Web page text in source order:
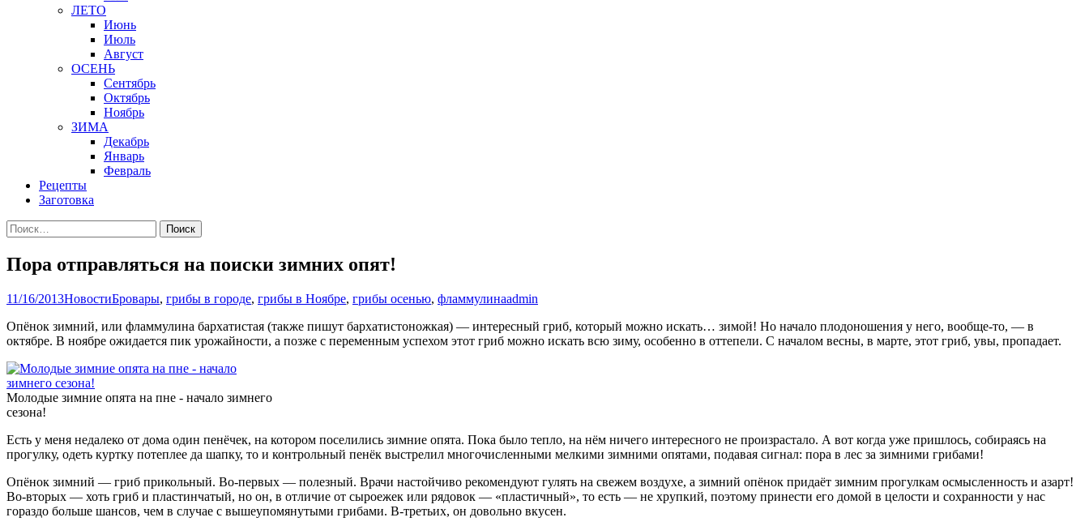
ЛЕТО
Июнь
Июль
Август
ОСЕНЬ
Сентябрь
Октябрь
Ноябрь
ЗИМА
Декабрь
Январь
Февраль
Рецепты
Заготовка
Найти:
Пора отправляться на поиски зимних опят!
11/16/2013НовостиБровары, грибы в городе, грибы в Ноябре, грибы осенью, фламмулинаadmin
Опёнок зимний, или фламмулина бархатистая (также пишут бархатистоножкая) — интересный гриб, который можно искать… зимой! Но начало плодоношения у него, вообще-то, — в
октябре. В ноябре ожидается пик урожайности, а позже с переменным успехом этот гриб можно искать всю зиму, особенно в оттепели. С началом весны, в марте, этот гриб, увы, пропадает.
Молодые зимние опята на пне - начало зимнего
сезона!
Есть у меня недалеко от дома один пенёчек, на котором поселились зимние опята. Пока было тепло, на нём ничего интересного не произрастало. А вот когда уже пришлось, собираясь на
прогулку, одеть куртку потеплее да шапку, то и контрольный пенёк выстрелил многочисленными мелкими зимними опятами, подавая сигнал: пора в лес за зимними грибами!
Опёнок зимний — гриб прикольный. Во-первых — полезный. Врачи настойчиво рекомендуют гулять на свежем воздухе, а зимний опёнок придаёт зимним прогулкам осмысленность и азарт!
Во-вторых — хоть гриб и пластинчатый, но он, в отличие от сыроежек или рядовок — «пластичный», то есть — не хрупкий, поэтому принести его домой в целости и сохранности у нас
гораздо больше шансов, чем в случае с вышеупомянутыми грибами. В-третьих, он довольно вкусен.